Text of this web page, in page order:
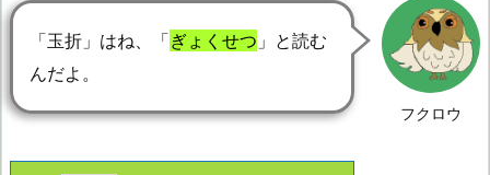
フクロウ
「玉折」はね、「ぎょくせつ 」と読む
んだよ。